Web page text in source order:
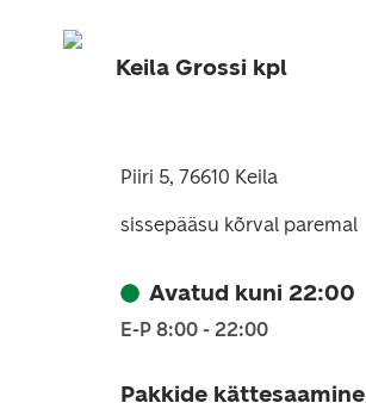
Keila Grossi kpl
Piiri 5, 76610 Keila
sissepääsu kõrval paremal
Avatud kuni 22:00
E-P 8:00 - 22:00
Pakkide kättesaamine